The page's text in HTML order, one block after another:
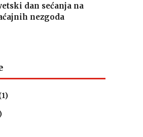
dan sećanja na
nezgoda